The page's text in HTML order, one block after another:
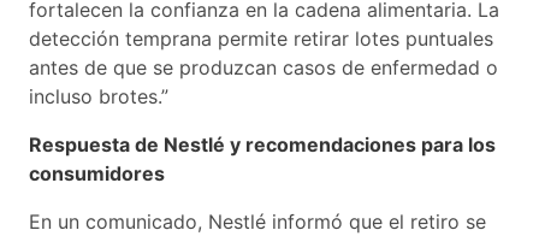
fortalecen la confianza en la cadena alimentaria. La
detección temprana permite retirar lotes puntuales
antes de que se produzcan casos de enfermedad o
incluso brotes.”
Respuesta de Nestlé y recomendaciones para los
consumidores
En un comunicado, Nestlé informó que el retiro se